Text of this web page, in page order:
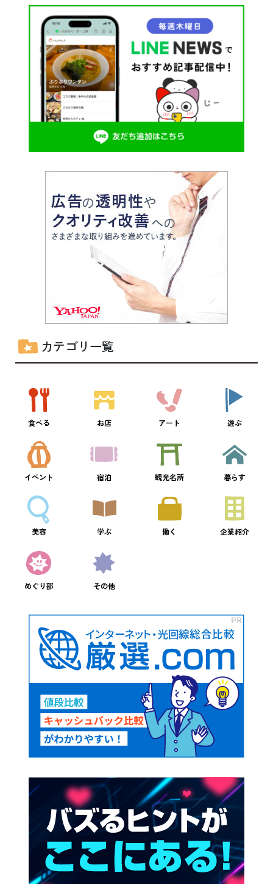
カテゴリ一覧
食べる お店 アート 遊ぶ
イベント 宿泊 観光名所 暮らす
美容 学ぶ 働く 企業紹介
めぐり部 その他